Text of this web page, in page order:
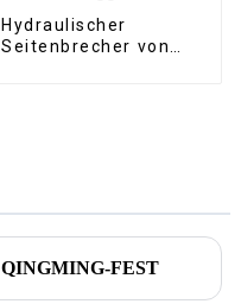
Hydraulischer
Seitenbrecher von
QINGMING-FEST